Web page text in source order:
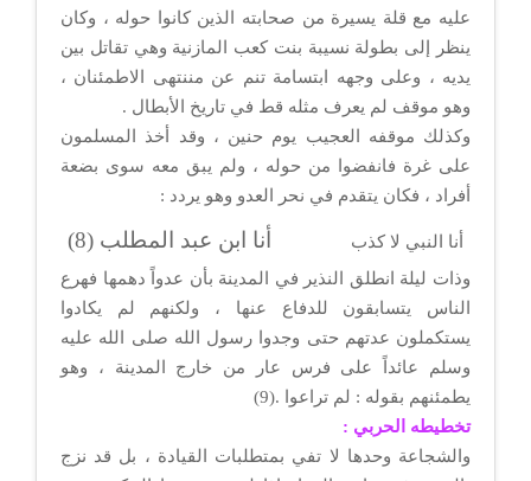
عليه مع قلة يسيرة من صحابته الذين كانوا حوله ، وكان
ينظر إلى بطولة نسيبة بنت كعب المازنية وهي تقاتل بين
يديه ، وعلى وجهه ابتسامة تنم عن مننتهى الاطمئنان ،
وهو موقف لم يعرف مثله قط في تاريخ الأبطال .
وكذلك موقفه العجيب يوم حنين ، وقد أخذ المسلمون
على غرة فانفضوا من حوله ، ولم يبق معه سوى بضعة
أفراد ، فكان يتقدم في نحر العدو وهو يردد :
أنا النبي لا كذب أنا ابن عبد المطلب (8)
وذات ليلة انطلق النذير في المدينة بأن عدواً دهمها فهرع
الناس يتسابقون للدفاع عنها ، ولكنهم لم يكادوا
يستكملون عدتهم حتى وجدوا رسول الله صلى الله عليه
وسلم عائداً على فرس عار من خارج المدينة ، وهو
يطمئنهم بقوله : لم تراعوا .(9)
تخطيطه الحربي :
والشجاعة وحدها لا تفي بمتطلبات القيادة ، بل قد نزج